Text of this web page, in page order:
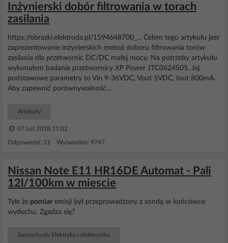
Inżynierski dobór filtrowania w torach
zasilania
https://obrazki.elektroda.pl/1594648700_... Celem tego artykułu jest
zaprezentowanie inżynierskich metod doboru filtrowania torów
zasilania dla przetwornic DC/DC małej mocy. Na potrzeby artykułu
wykonałem badania przetwornicy XP Power JTC0624S05. Jej
podstawowe parametry to Vin 9-36VDC, Vout 5VDC, Iout 800mA.
Aby zapewnić porównywalność...
Artykuły
07 Lut 2018 11:02
Odpowiedzi: 31 Wyświetleń: 9747
Nissan Note E11 HR16DE Automat - Pali
12l/100km w miescie
Tyle że pomiar emisji był przeprowadzony z sondą w końcówce
wydechu. Zgadza się?
Samochody Elektryka i elektronika